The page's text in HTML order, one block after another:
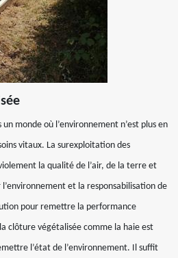
monde où l’environnement n’est plus en
vitaux. La surexploitation des
la qualité de l’air, de la terre et
et la responsabilisation de
pour remettre la performance
clôture végétalisée comme la haie est
l’état de l’environnement. Il suffit